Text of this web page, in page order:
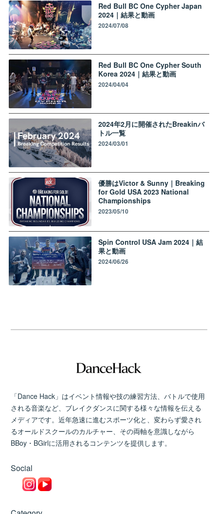
Red Bull BC One Cypher Japan
2024｜結果と動画
2024/07/08
Red Bull BC One Cypher South
Korea 2024｜結果と動画
2024/04/04
2024年2月に開催されたBreakinバ
トル一覧
2024/03/01
優勝はVictor & Sunny｜Breaking
for Gold USA 2023 National
Championships
2023/05/10
Spin Control‬ USA Jam 2024｜結
果と動画
2024/06/26
「Dance Hack」はイベント情報や技の練習方法、バトルで使用
される音楽など、ブレイクダンスに関する様々な情報を伝える
メディアです。近年急速に進むスポーツ化と、変わらず愛され
るオールドスクールのカルチャー、その両軸を意識しながら
BBoy・BGirlに活用されるコンテンツを提供します。
Social